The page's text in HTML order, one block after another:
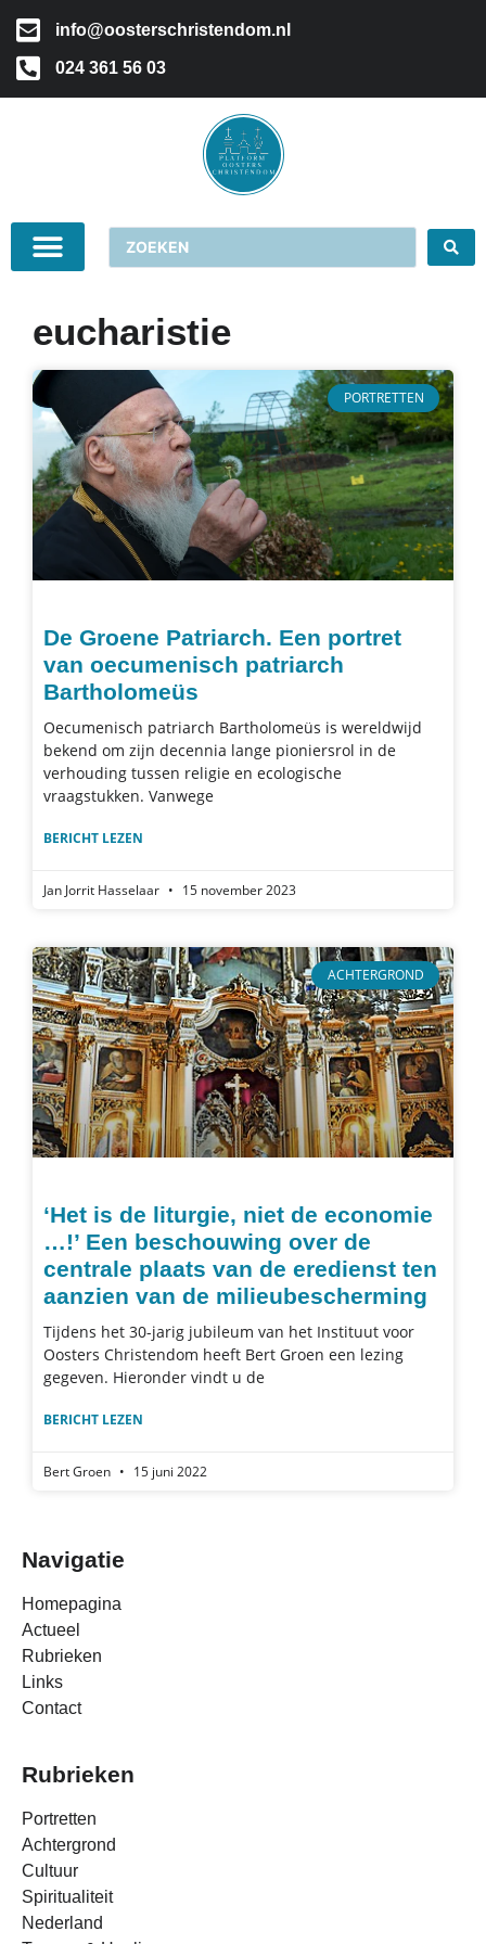
info@oosterschristendom.nl
024 361 56 03
eucharistie
PORTRETTEN
De Groene Patriarch. Een portret
van oecumenisch patriarch
Bartholomeüs
Oecumenisch patriarch Bartholomeüs is wereldwijd
bekend om zijn decennia lange pioniersrol in de
verhouding tussen religie en ecologische
vraagstukken. Vanwege
BERICHT LEZEN
Jan Jorrit Hasselaar 15 november 2023
ACHTERGROND
‘Het is de liturgie, niet de economie
…!’ Een beschouwing over de
centrale plaats van de eredienst ten
aanzien van de milieubescherming
Tijdens het 30-jarig jubileum van het Instituut voor
Oosters Christendom heeft Bert Groen een lezing
gegeven. Hieronder vindt u de
BERICHT LEZEN
Bert Groen 15 juni 2022
Navigatie
Homepagina
Actueel
Rubrieken
Links
Contact
Rubrieken
Portretten
Achtergrond
Cultuur
Spiritualiteit
Nederland